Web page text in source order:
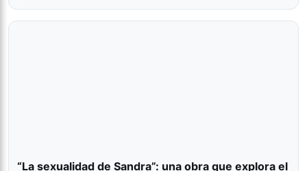
“La sexualidad de Sandra”: una obra que explora el